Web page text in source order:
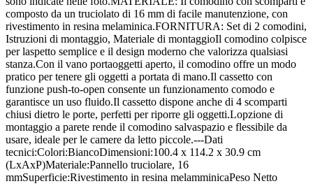
composto da un truciolato di 16 mm di facile manutenzione, con
rivestimento in resina melaminica.FORNITURA: Set di 2 comodini,
Istruzioni di montaggio, Materiale di montaggioIl comodino colpisce
per laspetto semplice e il design moderno che valorizza qualsiasi
stanza.Con il vano portaoggetti aperto, il comodino offre un modo
pratico per tenere gli oggetti a portata di mano.Il cassetto con
funzione push-to-open consente un funzionamento comodo e
garantisce un uso fluido.Il cassetto dispone anche di 4 scomparti
chiusi dietro le porte, perfetti per riporre gli oggetti.Lopzione di
montaggio a parete rende il comodino salvaspazio e flessibile da
usare, ideale per le camere da letto piccole.---Dati
tecnici:Colori:BiancoDimensioni:100.4 x 114.2 x 30.9 cm
(LxAxP)Materiale:Pannello truciolare, 16
mmSuperficie:Rivestimento in resina melamminicaPeso Netto